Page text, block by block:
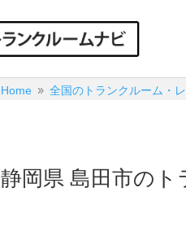
Home 9 全国のトランクルーム・
静岡県 島田市の